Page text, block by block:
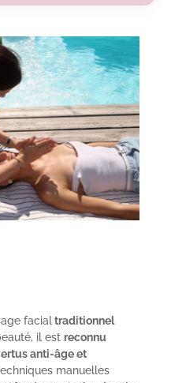
facialtraditionnel
il est reconnu
anti-âge et
manuelles